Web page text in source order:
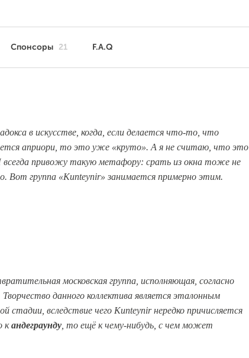
Спонсоры 21 F.A.Q
в искусстве, когда, если делается что-то, что
априори, то это уже «круто». А я не считаю, что это
привожу такую метафору: срать из окна тоже не
Вот группа «Kunteynir» занимается примерно этим.
московская группа, исполняющая, согласно
Творчество данного коллектива является эталонным
стадии, вследствие чего Kunteynir нередко причисляется
кандеграунду , то ещё к чему-нибудь, с чем может